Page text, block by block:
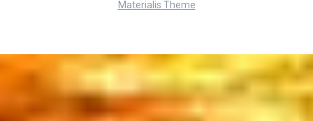
Materialis Theme